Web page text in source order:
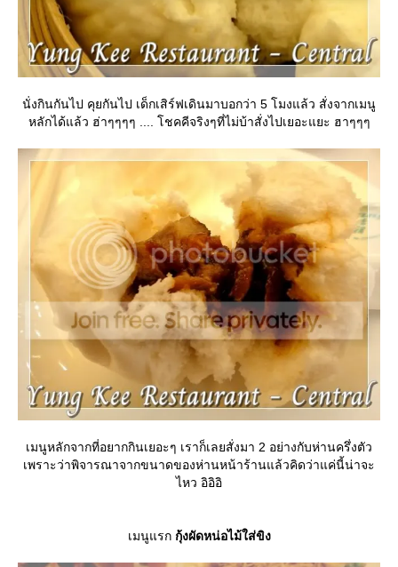
นั่งกินกันไป คุยกันไป เด็กเสิร์ฟเดินมาบอกว่า 5 โมงแล้ว สั่งจากเมนู
หลักได้แล้ว ฮ่าๆๆๆๆ .... โชคคีจริงๆที่ไม่บ้าสั่งไปเยอะแยะ ฮาๆๆๆ
เมนูหลักจากที่อยากกินเยอะๆ เราก็เลยสั่งมา 2 อย่างกับห่านครึ่งตัว
เพราะว่าพิจารณาจากขนาดของห่านหน้าร้านแล้วคิดว่าแค่นี้น่าจะ
ไหว อิอิอิ
เมนูแรก กุ้งผัดหน่อไม้ใส่ขิง